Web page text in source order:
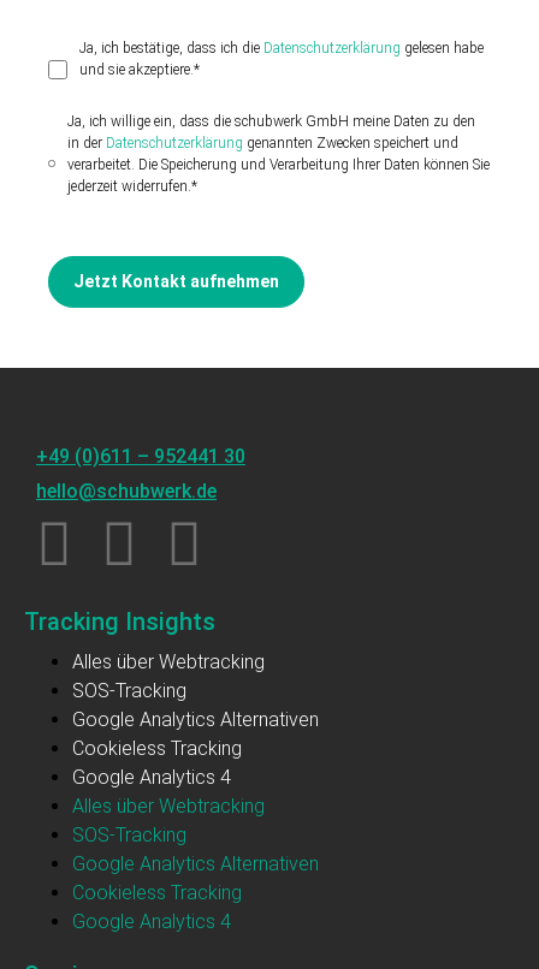
Ja, ich bestätige, dass ich die Datenschutzerklärung gelesen habe
und sie akzeptiere.*
Ja, ich willige ein, dass die schubwerk GmbH meine Daten zu den
in der Datenschutzerklärung genannten Zwecken speichert und
verarbeitet. Die Speicherung und Verarbeitung Ihrer Daten können Sie
jederzeit widerrufen.*
Jetzt Kontakt aufnehmen
+49 (0)611 – 952441 30
hello@schubwerk.de
Tracking Insights
Alles über Webtracking
SOS-Tracking
Google Analytics Alternativen
Cookieless Tracking
Google Analytics 4
Alles über Webtracking
SOS-Tracking
Google Analytics Alternativen
Cookieless Tracking
Google Analytics 4